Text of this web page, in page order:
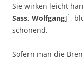
Sie wirken leicht
Sass, Wolfgang]1 ,
schonend.
Sofern man die